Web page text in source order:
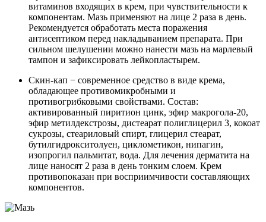
витаминов входящих в крем, при чувствительности к
компонентам. Мазь применяют на лице 2 раза в день.
Рекомендуется обработать места поражения
антисептиком перед накладыванием препарата. При
сильном шелушении можно нанести мазь на марлевый
тампон и зафиксировать лейкопластырем.
Скин-кап − современное средство в виде крема,
обладающее противомикробными и
противогрибковыми свойствами. Состав:
активированный пиритион цинк, эфир макрогола-20,
эфир метилдекстрозы, дистеарат полиглицерил 3, кокоат
сукрозы, стеариловый спирт, глицерил стеарат,
бутилгидрокситолуен, циклометикон, нипагин,
изопрогил пальмитат, вода. Для лечения дерматита на
лице наносят 2 раза в день тонким слоем. Крем
противопоказан при восприимчивости составляющих
компонентов.